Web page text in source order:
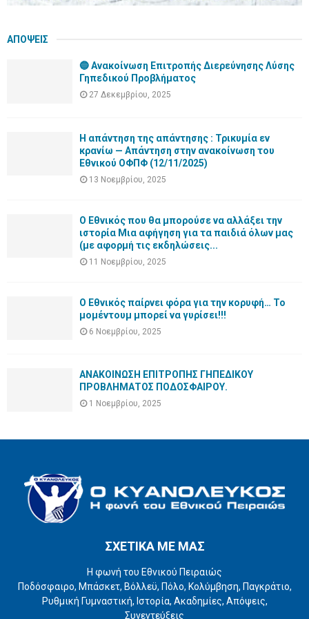
ΑΠΟΨΕΙΣ
🔵 Ανακοίνωση Επιτροπής Διερεύνησης Λύσης
Γηπεδικού Προβλήματος
27 Δεκεμβρίου, 2025
Η απάντηση της απάντησης : Τρικυμία εν
κρανίω — Απάντηση στην ανακοίνωση του
Εθνικού ΟΦΠΦ (12/11/2025)
13 Νοεμβρίου, 2025
Ο Εθνικός που θα μπορούσε να αλλάξει την
ιστορία Μια αφήγηση για τα παιδιά όλων μας
(με αφορμή τις εκδηλώσεις...
11 Νοεμβρίου, 2025
Ο Εθνικός παίρνει φόρα για την κορυφή… Το
μομέντουμ μπορεί να γυρίσει!!!
6 Νοεμβρίου, 2025
ΑΝΑΚΟΙΝΩΣΗ ΕΠΙΤΡΟΠΗΣ ΓΗΠΕΔΙΚΟΥ
ΠΡΟΒΛΗΜΑΤΟΣ ΠΟΔΟΣΦΑΙΡΟΥ.
1 Νοεμβρίου, 2025
ΣΧΕΤΙΚΑ ΜΕ ΜΑΣ
Η φωνή του Εθνικού Πειραιώς
Ποδόσφαιρο, Μπάσκετ, Βόλλεϋ, Πόλο, Κολύμβηση, Παγκράτιο,
Ρυθμική Γυμναστική, Ιστορία, Ακαδημίες, Απόψεις,
Συνεντεύξεις